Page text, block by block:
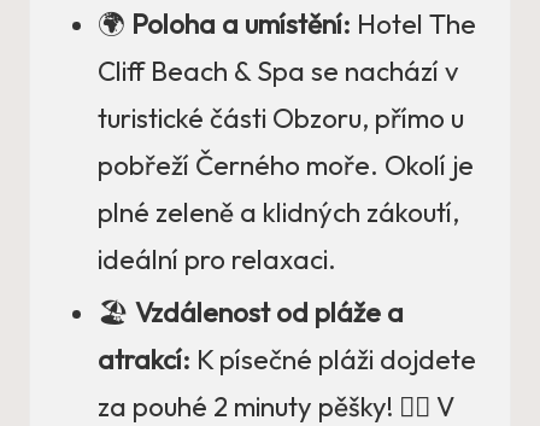
🌍 Poloha a umístění: Hotel The
Cliff Beach & Spa se nachází v
turistické části Obzoru, přímo u
pobřeží Černého moře. Okolí je
plné zeleně a klidných zákoutí,
ideální pro relaxaci.
🏖️ Vzdálenost od pláže a
atrakcí: K písečné pláži dojdete
za pouhé 2 minuty pěšky! 🚶‍♂️ V